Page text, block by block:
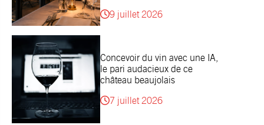
9 juillet 2026
Concevoir du vin avec une IA,
le pari audacieux de ce
château beaujolais
7 juillet 2026